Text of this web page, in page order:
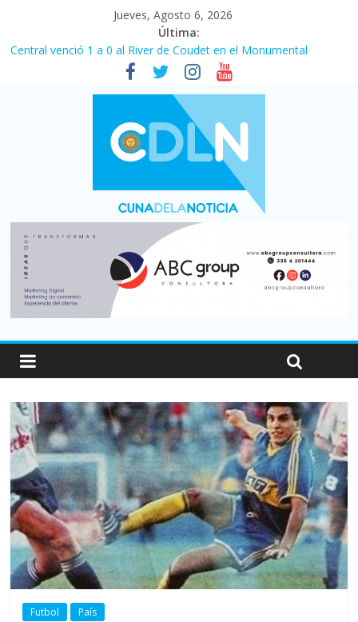
Jueves, Agosto 6, 2026
Última:
Fuerte caída de la venta de autos usados en julio: bajó un 12,6%
interanual
Central venció 1 a 0 al River de Coudet en el Monumental
La morosidad alcanzó su nivel más alto en dos décadas y ya
afecta a 400 mil deudores en Santa Fe
Desde que asumió Milei cerraron 41.000 kioscos: el sector
denuncia crisis como en 2001
Vacaciones de invierno con más movimiento y consumo
turístico: 4,6 millones de personas viajaron por el país, un 5,9%
Futbol País